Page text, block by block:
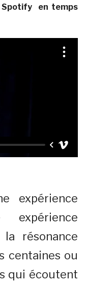
Spotify en temps
expérience
résonance
centaines ou
qui écoutent